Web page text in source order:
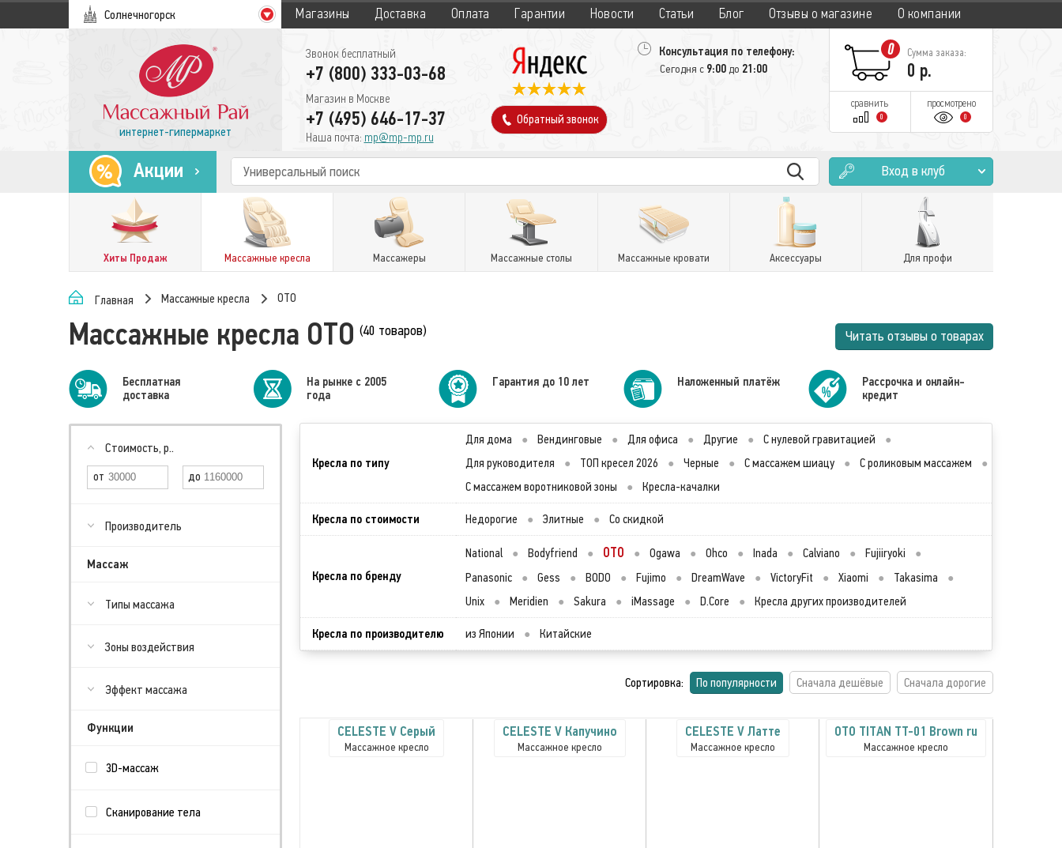
Солнечногорск Магазины Доставка Оплата Гарантии Новости Статьи Блог Отзывы о магазине О компании
интернет-гипермаркет
Звонок бесплатный
+7 (800) 333-03-68
Магазин в Москве
+7 (495) 646-17-37
Наша почта: mp@mp-mp.ru
Обратный звонок
Консультация по телефону:
Сегодня с 9:00до 21:00
0 Сумма заказа:
0 р.
сравнить
0
просмотрено
0
Акции Вход в клуб
Хиты Продаж Массажные кресла Массажеры Массажные столы Массажные кровати Аксессуары Для профи
Главная Массажные кресла OTO
Массажные кресла OTO (40 товаров) Читать отзывы о товарах
Бесплатная
доставка
На рынке с 2005
года
Гарантия до 10 лет Наложенный платёж
Рассрочка и онлайн-
кредит
Стоимость, р..
Производитель
Массаж
Типы массажа
Зоны воздействия
Эффект массажа
Функции
3D-массаж
Сканирование тела
Кресла по типу
Для дома ● Вендинговые ● Для офиса ● Другие ● С нулевой гравитацией
●
Для руководителя
● ТОП кресел 2026 ● Черные ● С массажем шиацу ● С роликовым массажем
●
С массажем воротниковой зоны
● Кресла-качалки
Кресла по стоимости Недорогие ● Элитные ● Со скидкой
Кресла по бренду
National ● Bodyfriend ● OTO ● Ogawa ● Ohco ● Inada ● Calviano ● Fujiiryoki
●
Panasonic
● Gess ● BODO ● Fujimo ● DreamWave ● VictoryFit ● Xiaomi ● Takasima
●
Unix
● Meridien ● Sakura ● iMassage ● D.Core ● Кресла других производителей
Кресла по производителю из Японии ● Китайские
Сортировка: По популярности Сначала дешёвые Сначала дорогие
CELESTE V Серый
Массажное кресло
CELESTE V Капучино
Массажное кресло
CELESTE V Латте
Массажное кресло
OTO TITAN TT-01 Brown ru
Массажное кресло